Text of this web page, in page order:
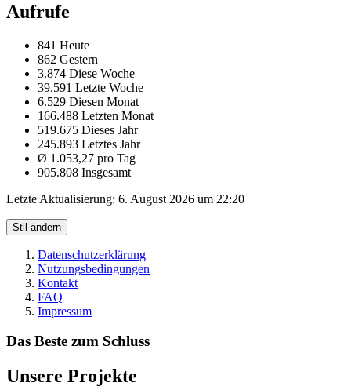
Aufrufe
841 Heute
862 Gestern
3.874 Diese Woche
39.591 Letzte Woche
6.529 Diesen Monat
166.488 Letzten Monat
519.675 Dieses Jahr
245.893 Letztes Jahr
Ø 1.053,27 pro Tag
905.808 Insgesamt
Letzte Aktualisierung: 6. August 2026 um 22:20
Stil ändern
Datenschutzerklärung
Nutzungsbedingungen
Kontakt
FAQ
Impressum
Das Beste zum Schluss
Unsere Projekte